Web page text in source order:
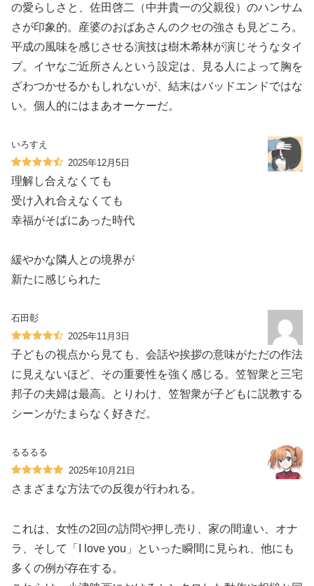
の愛らしさと、佐田啓二（中井貴一の父親役）のハンサム
さが印象的。産婆のおばあさんのクセの強さも見どころ。
平成の風味を感じさせる演技は樹木希林が演じそうなタイ
プ。イヤなご近所さんという設定は、見る人によって胸を
ざわつかせるかもしれないが、結末はバッドエンドではな
い。個人的にはまあオーケーだ。
いろすえ
2025年12月5日
理解し合えなくても
受け入れ合えなくても
幸福がそばにあった時代
緩やかな隣人との境界が
新たに感じられた
石田彰
2025年11月3日
子どもの視点から見ても、会話や挨拶の意味がただの作法
に見えないほど、その重要性を強く感じる。笠智衆と三宅
邦子の夫婦は最高。とりわけ、笠智衆が子どもに説教する
シーンがたまらなく好きだ。
るるるる
2025年10月21日
さまざまな方法での反復が行われる。
これは、女性の2回の訪問や押し売り、家の間違い、オナ
ラ、そして「I love you」といった瞬間に見られ、他にも
多くの例が存在する。